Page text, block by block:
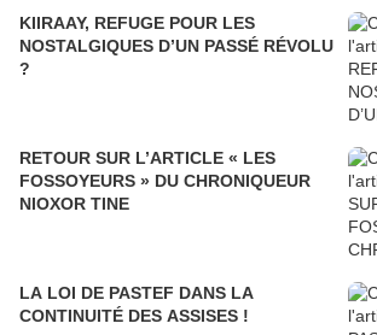
KIIRAAY, REFUGE POUR LES
NOSTALGIQUES D’UN PASSÉ RÉVOLU
?
RETOUR SUR L’ARTICLE « LES
FOSSOYEURS » DU CHRONIQUEUR
NIOXOR TINE
LA LOI DE PASTEF DANS LA
CONTINUITÉ DES ASSISES !